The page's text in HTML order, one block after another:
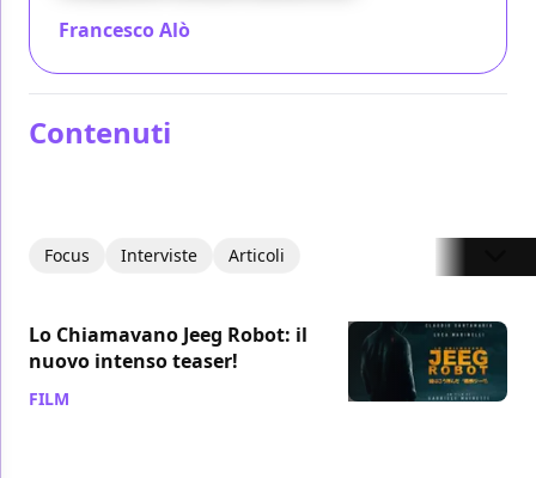
Francesco Alò
Contenuti
Focus Interviste Articoli
Lo Chiamavano Jeeg Robot: il
nuovo intenso teaser!
FILM